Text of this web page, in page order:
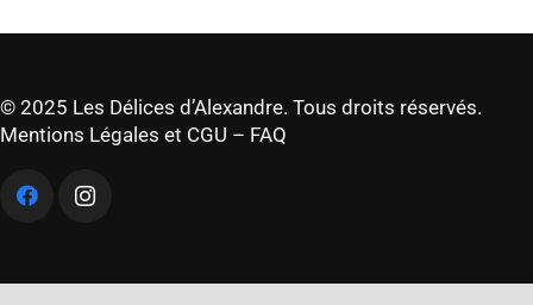
© 2025 Les Délices d’Alexandre. Tous droits réservés.
Mentions Légales et CGU – FAQ